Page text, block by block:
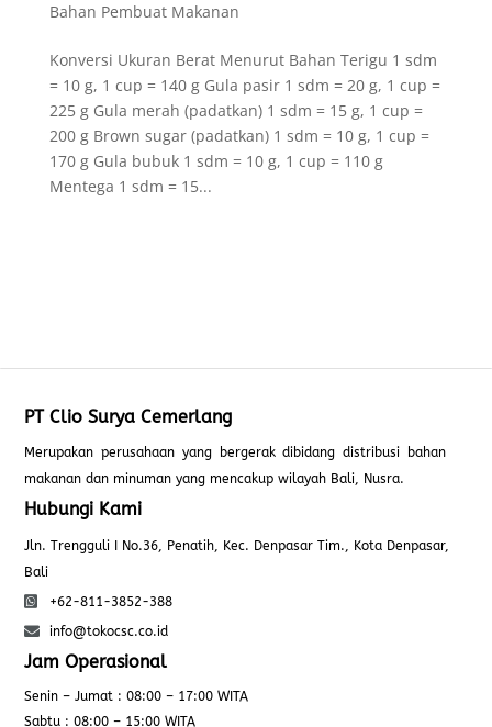
Bahan Pembuat Makanan
Konversi Ukuran Berat Menurut Bahan Terigu 1 sdm
= 10 g, 1 cup = 140 g Gula pasir 1 sdm = 20 g, 1 cup =
225 g Gula merah (padatkan) 1 sdm = 15 g, 1 cup =
200 g Brown sugar (padatkan) 1 sdm = 10 g, 1 cup =
170 g Gula bubuk 1 sdm = 10 g, 1 cup = 110 g
Mentega 1 sdm = 15...
PT Clio Surya Cemerlang
Merupakan perusahaan yang bergerak dibidang distribusi bahan
makanan dan minuman yang mencakup wilayah Bali, Nusra.
Hubungi Kami
Jln. Trengguli I No.36, Penatih, Kec. Denpasar Tim., Kota Denpasar,
Bali
+62-811-3852-388
info@tokocsc.co.id
Jam Operasional
Senin – Jumat : 08:00 – 17:00 WITA
Sabtu : 08:00 – 15:00 WITA